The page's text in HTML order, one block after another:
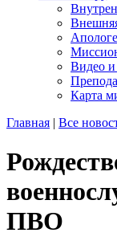
Видео и
Карта
Главная | Все
ПВО